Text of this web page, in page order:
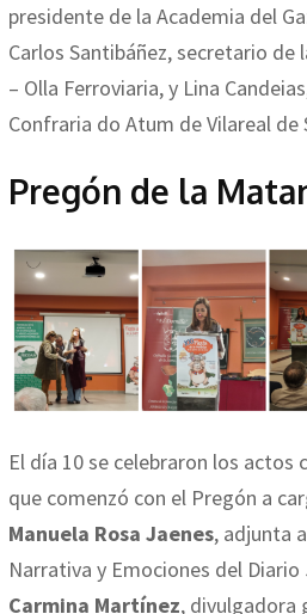
presidente de la Academia del
Carlos Santibáñez, secretario de
– Olla Ferroviaria, y Lina
Confraria do Atum de Vilareal de
Pregón de la
El día 10 se celebraron los actos
que comenzó con el Pregón a
Manuela Rosa Jaenes, adjunta
Narrativa y Emociones del
Carmina Martínez, divulgadora